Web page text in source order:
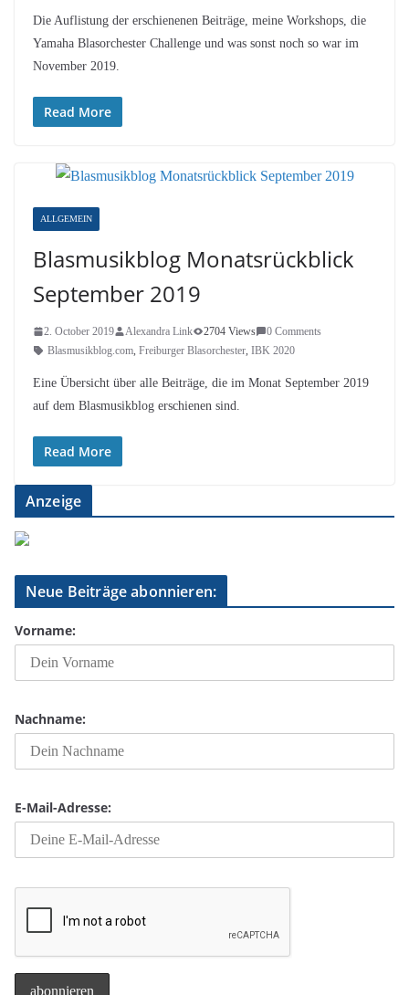
Die Auflistung der erschienenen Beiträge, meine Workshops, die
Yamaha Blasorchester Challenge und was sonst noch so war im
November 2019.
Read More
ALLGEMEIN
Blasmusikblog Monatsrückblick
September 2019
2. October 2019 Alexandra Link 2704 Views
0 Comments
Blasmusikblog.com, Freiburger Blasorchester, IBK 2020
Eine Übersicht über alle Beiträge, die im Monat September 2019
auf dem Blasmusikblog erschienen sind.
Read More
Anzeige
Neue Beiträge abonnieren:
Vorname:
Nachname:
E-Mail-Adresse: